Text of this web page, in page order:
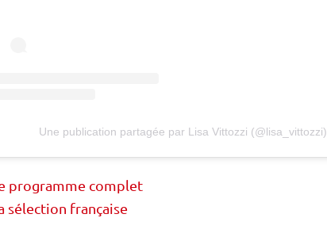
Une publication partagée par Lisa Vittozzi (@lisa_vittozzi)
programme complet
sélection française